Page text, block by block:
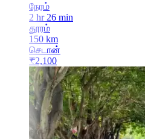
நேரம்
2 hr 26 min
தூரம்
150 km
செடான்
₹2,100